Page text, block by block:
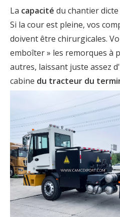
La capacité du chantier
Si la cour est pleine, vos
doivent être chirurgicales.
emboîter » les remorques à
autres, laissant juste assez
cabine du tracteur du